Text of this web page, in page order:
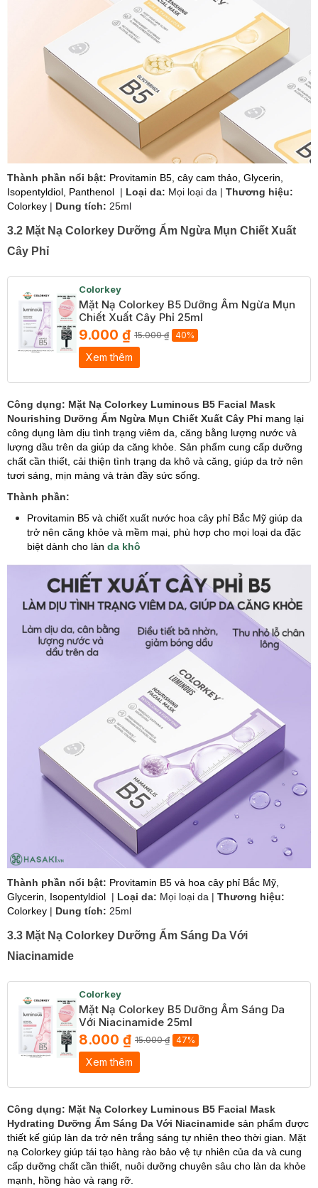
Thành phần nổi bật: Provitamin B5, cây cam thảo, Glycerin,
Isopentyldiol, Panthenol | Loại da: Mọi loại da | Thương hiệu:
Colorkey | Dung tích: 25ml
3.2 Mặt Nạ Colorkey Dưỡng Ẩm Ngừa Mụn Chiết Xuất
Cây Phỉ
Colorkey
Mặt Nạ Colorkey B5 Dưỡng Ẩm Ngừa Mụn
Chiết Xuất Cây Phỉ 25ml
9.000 ₫ 15.000 ₫ 40%
Xem thêm
Công dụng: Mặt Nạ Colorkey Luminous B5 Facial Mask
Nourishing Dưỡng Ẩm Ngừa Mụn Chiết Xuất Cây Phỉ mang lại
công dụng làm dịu tình trạng viêm da, căng bằng lượng nước và
lượng dầu trên da giúp da căng khỏe. Sản phẩm cung cấp dưỡng
chất cần thiết, cải thiện tình trạng da khô và căng, giúp da trở nên
tươi sáng, mịn màng và tràn đầy sức sống.
Thành phần:
Provitamin B5 và chiết xuất nước hoa cây phỉ Bắc Mỹ giúp da
trở nên căng khỏe và mềm mại, phù hợp cho mọi loại da đặc
biệt dành cho làn da khô
Thành phần nổi bật: Provitamin B5 và hoa cây phỉ Bắc Mỹ,
Glycerin, Isopentyldiol | Loại da: Mọi loại da | Thương hiệu:
Colorkey | Dung tích: 25ml
3.3 Mặt Nạ Colorkey Dưỡng Ẩm Sáng Da Với
Niacinamide
Colorkey
Mặt Nạ Colorkey B5 Dưỡng Ẩm Sáng Da
Với Niacinamide 25ml
8.000 ₫ 15.000 ₫ 47%
Xem thêm
Công dụng: Mặt Nạ Colorkey Luminous B5 Facial Mask
Hydrating Dưỡng Ẩm Sáng Da Với Niacinamide sản phẩm được
thiết kế giúp làn da trở nên trắng sáng tự nhiên theo thời gian. Mặt
nạ Colorkey giúp tái tạo hàng rào bảo vệ tự nhiên của da và cung
cấp dưỡng chất cần thiết, nuôi dưỡng chuyên sâu cho làn da khỏe
mạnh, hồng hào và rạng rỡ.